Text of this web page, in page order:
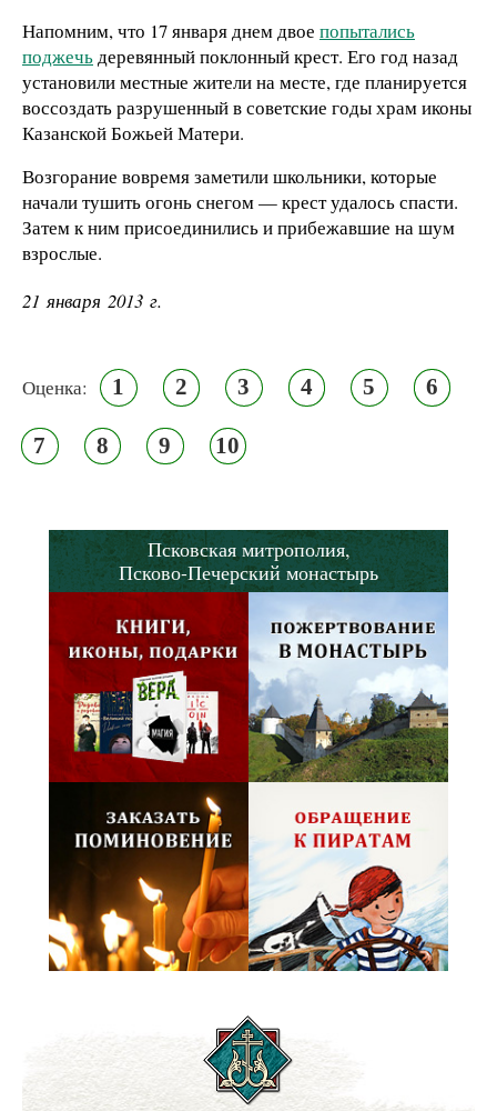
Напомним, что 17 января днем двое попытались
поджечь деревянный поклонный крест. Его год назад
установили местные жители на месте, где планируется
воссоздать разрушенный в советские годы храм иконы
Казанской Божьей Матери.
Возгорание вовремя заметили школьники, которые
начали тушить огонь снегом — крест удалось спасти.
Затем к ним присоединились и прибежавшие на шум
взрослые.
21 января 2013 г.
Оценка: 1 2 3 4 5 6
7 8 9 10
Псковская митрополия,
Псково-Печерский монастырь